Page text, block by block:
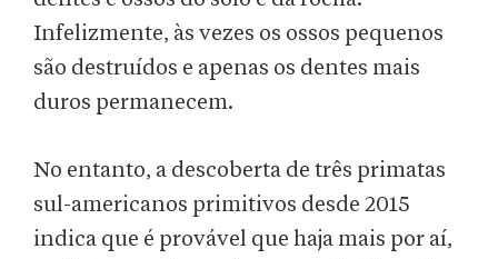
Infelizmente, às vezes os ossos pequenos
são destruídos e apenas os dentes mais
duros permanecem.
No entanto, a descoberta de três primatas
sul-americanos primitivos desde 2015
indica que é provável que haja mais por aí,